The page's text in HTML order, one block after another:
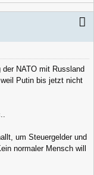
NATO mit Russland
Putin bis jetzt nicht
um Steuergelder und
normaler Mensch will